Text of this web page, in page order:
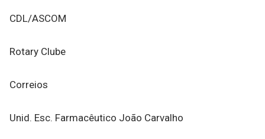
CDL/ASCOM
Rotary Clube
Correios
Unid. Esc. Farmacêutico João Carvalho